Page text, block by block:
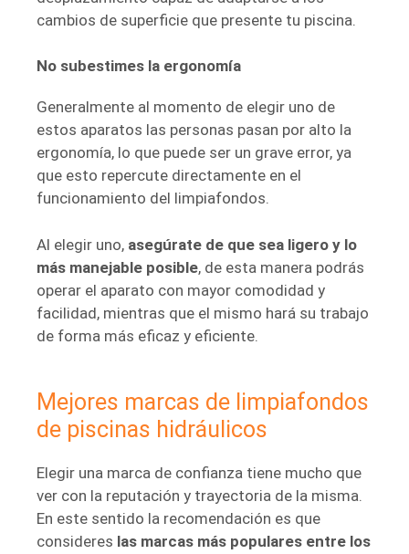
cambios de superficie que presente tu piscina.
No subestimes la ergonomía
Generalmente al momento de elegir uno de
estos aparatos las personas pasan por alto la
ergonomía, lo que puede ser un grave error, ya
que esto repercute directamente en el
funcionamiento del limpiafondos.
Al elegir uno, asegúrate de que sea ligero y lo
más manejable posible, de esta manera podrás
operar el aparato con mayor comodidad y
facilidad, mientras que el mismo hará su trabajo
de forma más eficaz y eficiente.
Mejores marcas de limpiafondos
de piscinas hidráulicos
Elegir una marca de confianza tiene mucho que
ver con la reputación y trayectoria de la misma.
En este sentido la recomendación es que
consideres las marcas más populares entre los